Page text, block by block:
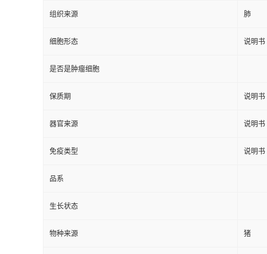
组织来源 肺
细胞形态 说明书
是否是肿瘤细胞
保质期 说明书
器官来源 说明书
免疫类型 说明书
品系
生长状态
物种来源 猪